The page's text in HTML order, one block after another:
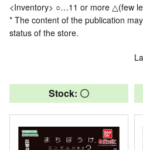
<Inventory> ○…11 or more △(few
* The content of the publication
status of the store.
Stock: 〇